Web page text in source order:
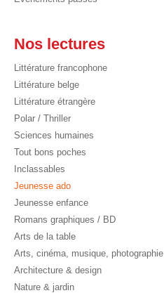
Nos lectures
Littérature francophone
Littérature belge
Littérature étrangère
Polar / Thriller
Sciences humaines
Tout bons poches
Inclassables
Jeunesse ado
Jeunesse enfance
Romans graphiques / BD
Arts de la table
Arts, cinéma, musique, photographie
Architecture & design
Nature & jardin